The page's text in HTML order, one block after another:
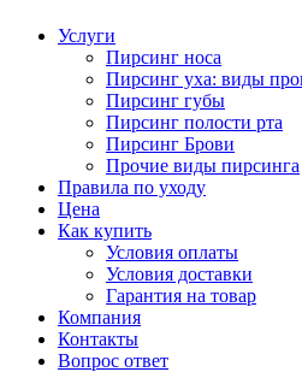
Услуги
Пирсинг носа
Пирсинг уха: виды
Пирсинг губы
Пирсинг полости рта
Пирсинг Брови
Прочие виды пирсинга
Правила по уходу
Цена
Как купить
Условия оплаты
Условия доставки
Гарантия на товар
Компания
Контакты
Вопрос ответ